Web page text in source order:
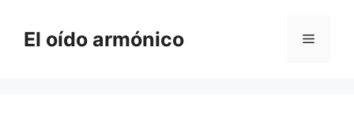
contenido
El oído armónico Menú